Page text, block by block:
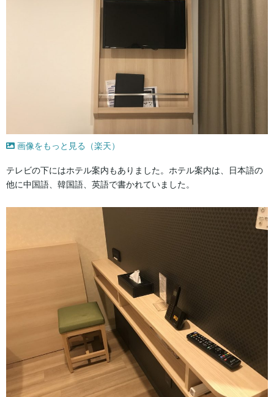
画像をもっと見る（楽天）
テレビの下にはホテル案内もありました。ホテル案内は、日本語の
他に中国語、韓国語、英語で書かれていました。